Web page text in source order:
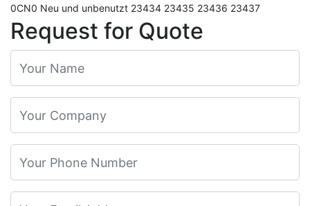
Request for Quote